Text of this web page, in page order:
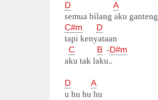
D
A
semua bilang aku ganteng
C#m
D
tapi kenyataan
C
B -D#m
aku tak laku..
D
A
u hu hu hu